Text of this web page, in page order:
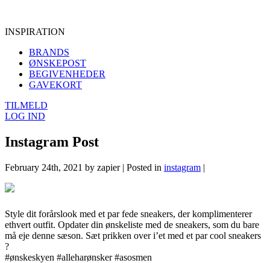
INSPIRATION
BRANDS
ØNSKEPOST
BEGIVENHEDER
GAVEKORT
TILMELD
LOG IND
Instagram Post
February 24th, 2021 by zapier | Posted in instagram |
Style dit forårslook med et par fede sneakers, der komplimenterer
ethvert outfit. Opdater din ønskeliste med de sneakers, som du bare
må eje denne sæson. Sæt prikken over i’et med et par cool sneakers
?⁠
#ønskeskyen #alleharønsker #asosmen